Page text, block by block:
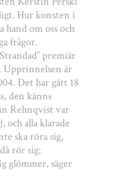
Hur konsten i
hand om oss och
frågor.
premiär
Upprinnelsen är
Det har gått 18
den känns
Rehnqvist var
och alla klarade
ska röra sig,
rör sig:
glömmer, säger